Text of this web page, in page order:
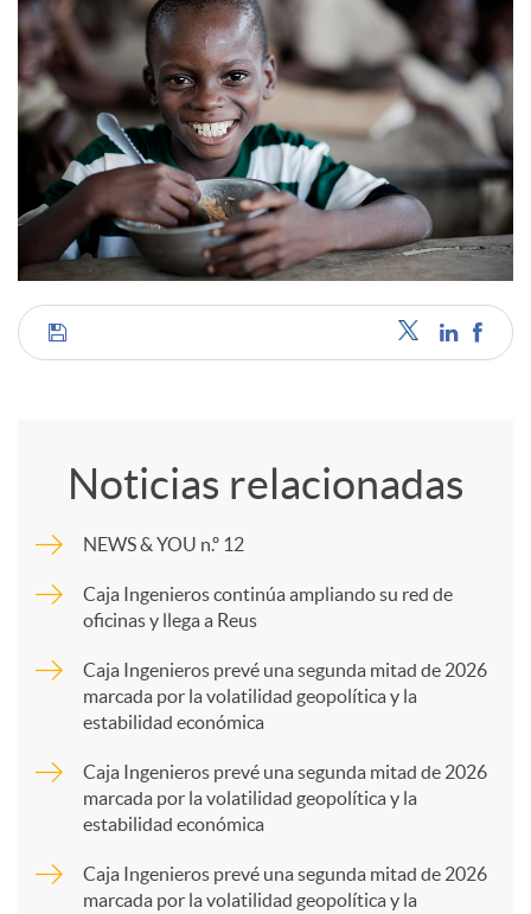
C
m
p
a
Noticias relacionadas
NEWS & YOU n.º 12
Caja Ingenieros continúa ampliando su red de
oficinas y llega a Reus
Caja Ingenieros prevé una segunda mitad de 2026
marcada por la volatilidad geopolítica y la
estabilidad económica
Caja Ingenieros prevé una segunda mitad de 2026
marcada por la volatilidad geopolítica y la
estabilidad económica
Caja Ingenieros prevé una segunda mitad de 2026
marcada por la volatilidad geopolítica y la